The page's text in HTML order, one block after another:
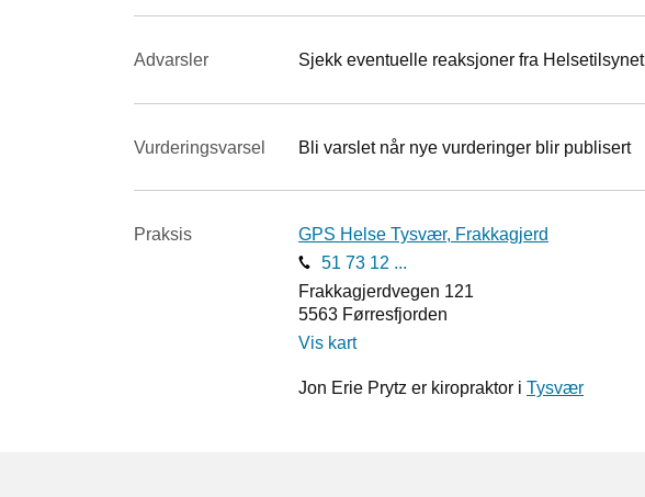
Advarsler Sjekk eventuelle reaksjoner fra Helsetilsynet
Vurderings­varsel Bli varslet når nye vurderinger blir publisert
Praksis
GPS Helse Tysvær, Frakkagjerd
51 73 12 ...
Frakkagjerdvegen 121
5563 Førresfjorden
Vis kart
Jon Erie Prytz er kiropraktor i Tysvær